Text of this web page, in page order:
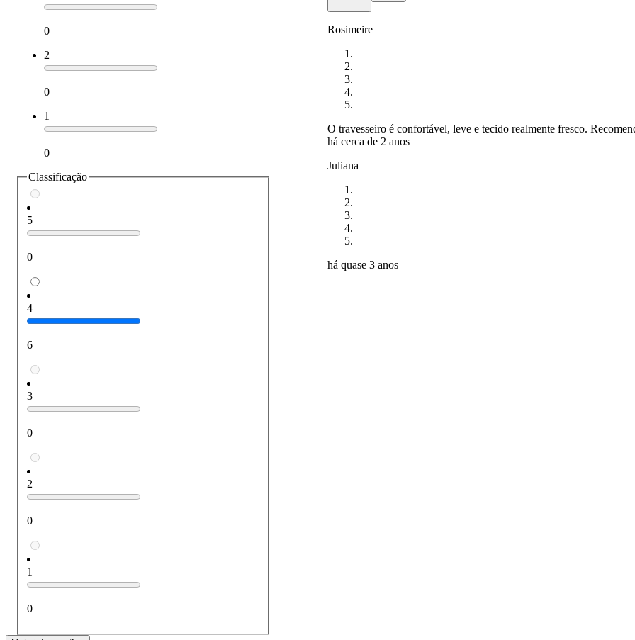
0
2
0
1
0
Classificação
5
0
4
6
3
0
2
0
1
0
Rosimeire
O travesseiro é confortável, leve e tecido realmente fresco.
há cerca de 2 anos
Juliana
há quase 3 anos